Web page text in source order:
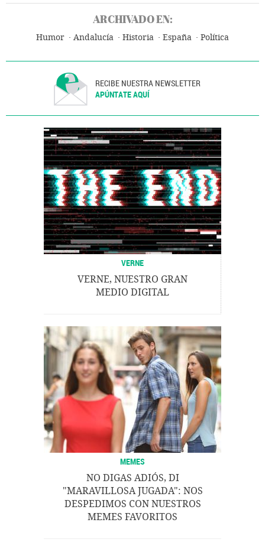
ARCHIVADO EN:
Humor Andalucía Historia España Política
RECIBE NUESTRA NEWSLETTER
APÚNTATE AQUÍ
VERNE
VERNE, NUESTRO GRAN
MEDIO DIGITAL
MEMES
NO DIGAS ADIÓS, DI
"MARAVILLOSA JUGADA": NOS
DESPEDIMOS CON NUESTROS
MEMES FAVORITOS